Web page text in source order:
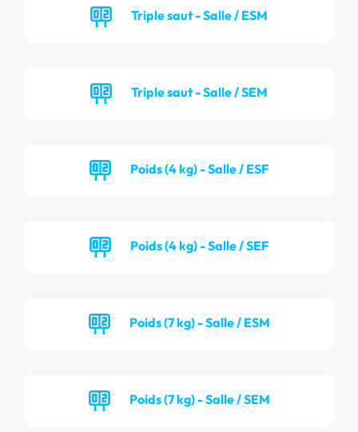
Triple saut - Salle / ESM
Triple saut - Salle / SEM
Poids (4 kg) - Salle / ESF
Poids (4 kg) - Salle / SEF
Poids (7 kg) - Salle / ESM
Poids (7 kg) - Salle / SEM